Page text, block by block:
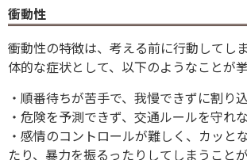
衝動性
衝動性の特徴は、考える前に行動してし
体的な症状として、以下のようなことが
・順番待ちが苦手で、我慢できずに割り
・危険を予測できず、交通ルールを守れ
・感情のコントロールが難しく、カッと
たり、暴力を振るったりしてしまうこと